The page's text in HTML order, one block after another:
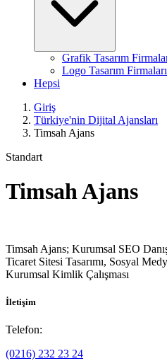
Grafik Tasarım
Logo Tasarım Firmaları
Hepsi
Giriş
Türkiye'nin Dijital Ajansları
Timsah Ajans
Standart
Timsah Ajans
Timsah Ajans; Kurumsal SEO
Ticaret Sitesi Tasarımı, Sosyal
Kurumsal Kimlik Çalışması
İletişim
Telefon:
(0216) 232 23 24